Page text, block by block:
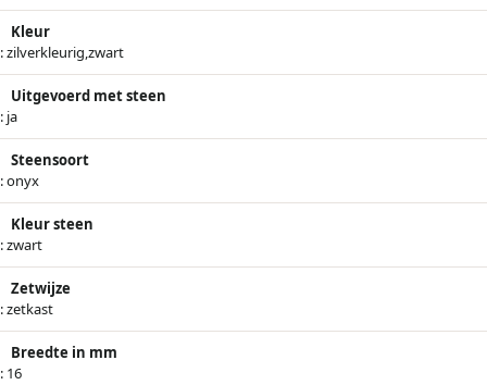
Kleur
: zilverkleurig,zwart
Uitgevoerd met steen
: ja
Steensoort
: onyx
Kleur steen
: zwart
Zetwijze
: zetkast
Breedte in mm
: 16